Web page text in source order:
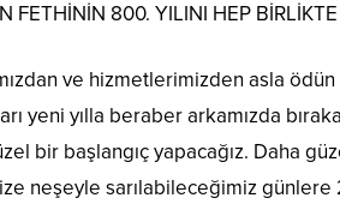
FETHİNİN 800. YILINI HEP
ve hizmetlerimizden asla
yeni yılla beraber arkamızda
bir başlangıç yapacağız. Daha
neşeyle sarılabileceğimiz günlere